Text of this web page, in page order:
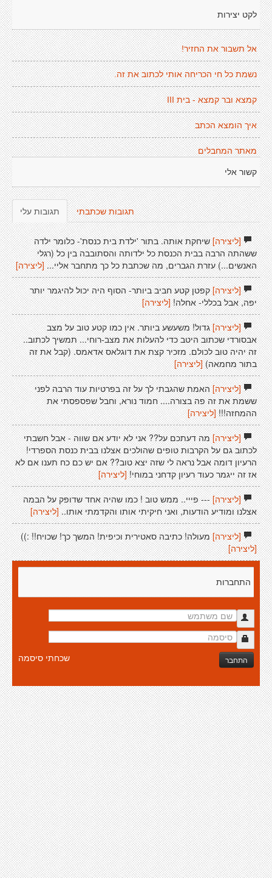
לקט יצירות
אל תשבור את החזיר!
נשמת כל חי הכריחה אותי לכתוב את זה.
קמצא ובר קמצא - בית III
איך הומצא הכתב
מאתר המחבלים
קשור אלי
תגובות עלי תגובות שכתבתי
[ליצירה]שיחקת אותה. בתור 'ילדת בית כנסת'- כלומר ילדה
ששהתה הרבה בבית הכנסת כל ילדותה והסתובבה בין כל (רגלי
האנשים...) עזרת הגברים, מה שכתבת כל כך מתחבר אליי...[ליצירה]
[ליצירה]קפטן קטע חביב ביותר- הסוף היה יכול להיגמר יותר
יפה, אבל בכללי- אחלה! [ליצירה]
[ליצירה]גדול! משעשע ביותר. אין כמו קטע טוב על מצב
אבסורדי שכתוב היטב כדי להעלות את מצב-רוחי... תמשיך לכתוב..
זה יהיה טוב לכולם. מזכיר קצת את דוגלאס אדאמס. (קבל את זה
בתור מחמאה) [ליצירה]
[ליצירה]האמת שהגבתי לך על זה בפרטיות עוד הרבה לפני
ששמת את זה פה בצורה.... חמוד נורא, וחבל שפספסתי את
ההמחזה!!! [ליצירה]
[ליצירה]מה דעתכם על?? אני לא יודע אם שווה - אבל חשבתי
לכתוב גם על הקרבות טופים שהולכים אצלנו בבית כנסת הספרדי!
הרעיון דומה אבל נראה לי שזה יצא טוב?? אם יש כם כח תענו אם לא
אז זה ייגמר כעוד רעיון קדחני במוחי! [ליצירה]
[ליצירה]--- פייי.. ממש טוב ! כמו שהיה אחד שדופק על הבמה
אצלנו ומודיע הודעות, ואני חיקיתי אותו והקדמתי אותו.. [ליצירה]
[ליצירה]מעולה! כתיבה סאטירית וכיפית! המשך כך! שכויח!! :))
[ליצירה]
התחברות
התחבר שכחתי סיסמה